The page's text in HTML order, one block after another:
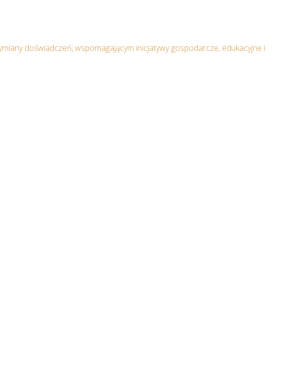
doświadczeń, wspomagającym inicjatywy gospodarcze, edukacyjne i